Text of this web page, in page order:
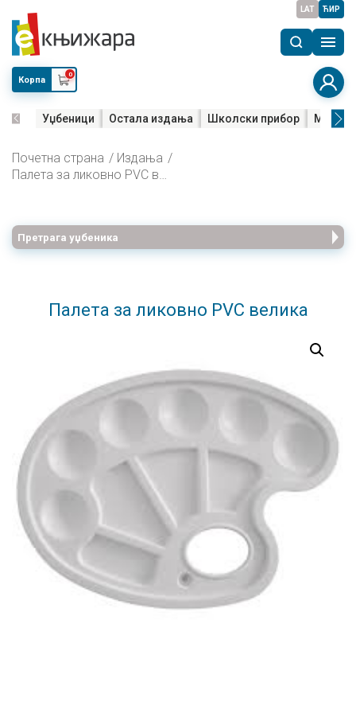
LAT ЋИР
Корпа
0
Уџбеници Остала издања Школски прибор Мала
Почетна страна
Издања
Палета за ликовно PVC велика
Претрага уџбеника
Палета за ликовно PVC велика